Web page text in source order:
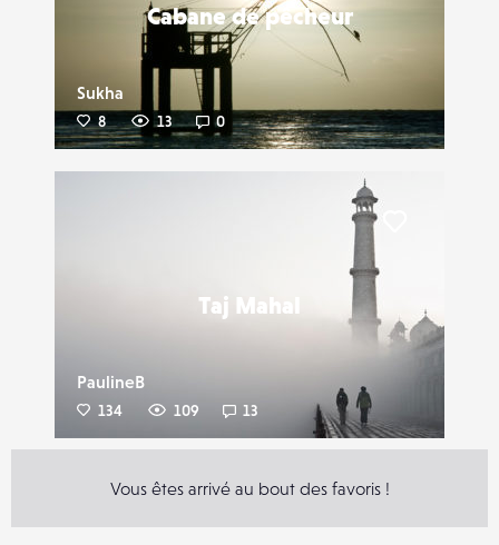
Cabane de pêcheur
Sukha
8 13 0
Taj Mahal
PaulineB
134 109 13
Vous êtes arrivé au bout des favoris !